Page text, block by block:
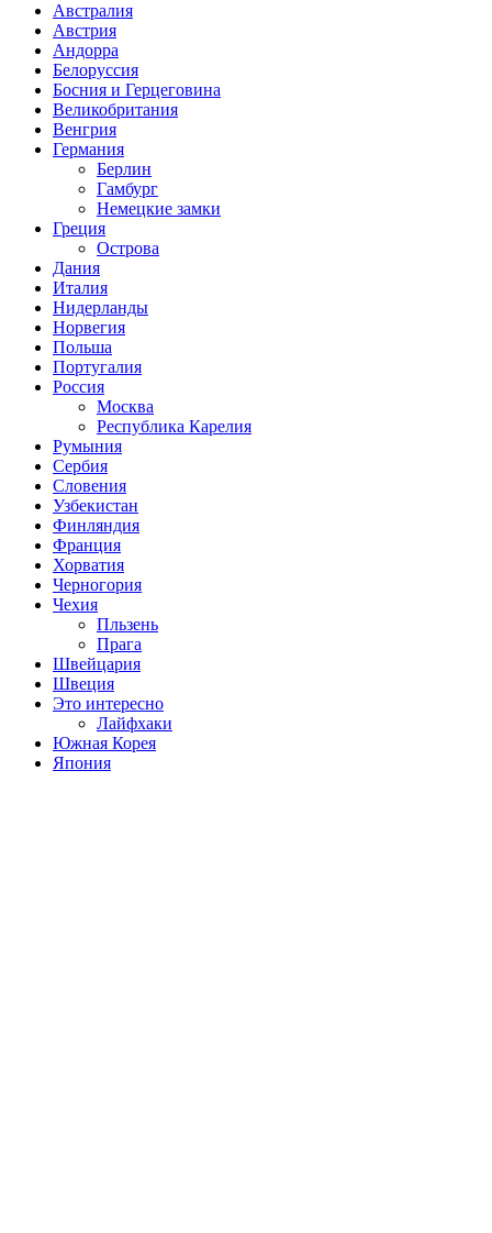
Австралия
Австрия
Андорра
Белоруссия
Босния и Герцеговина
Великобритания
Венгрия
Германия
Берлин
Гамбург
Немецкие замки
Греция
Острова
Дания
Италия
Нидерланды
Норвегия
Польша
Португалия
Россия
Москва
Республика Карелия
Румыния
Сербия
Словения
Узбекистан
Финляндия
Франция
Хорватия
Черногория
Чехия
Пльзень
Прага
Швейцария
Швеция
Это интересно
Лайфхаки
Южная Корея
Япония